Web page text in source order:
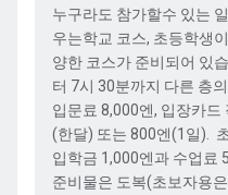
누구라도 참가할수 있는
우는학교 코스, 초등학생
양한 코스가 준비되어 있
터 7시 30분까지 다른 층의
입문료 8,000엔, 입장카드
(한달) 또는 800엔(1 일).
입학금 1,000엔과 수업료
준비물은 도복(초보자용은